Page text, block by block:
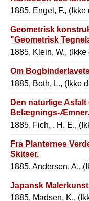
1885, Engel, F.,
Geometrisk
"Geometrisk
1885, Klein, W.,
Om
1885, Both, L., (Ikke
Den naturlige
Belægnings-Æmner.
1885, Fich, . H. E.,
Fra Planternes
Skitser.
1885, Andersen, A.,
Japansk
1885, Madsen, K.,